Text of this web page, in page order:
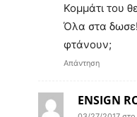
Κομμάτι του
Όλα στα
φτάνουν;
Απάντηση
ENSIGN